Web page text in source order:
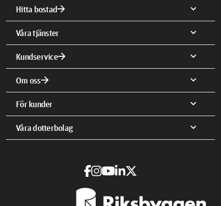
Hitta bostadarrow_forward expand_more
Våra tjänster expand_more
Kundservicearrow_forward expand_more
Om ossarrow_forward expand_more
För kunder expand_more
Våra dotterbolag expand_more